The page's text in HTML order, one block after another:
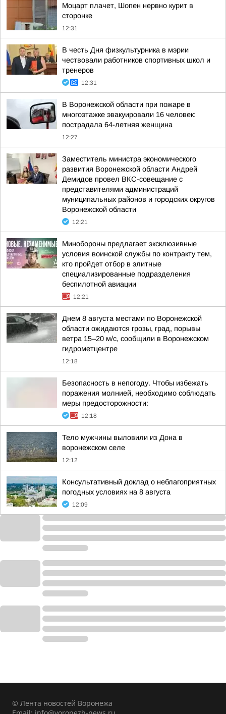
Моцарт плачет, Шопен нервно курит в
сторонке
12:31
В честь Дня физкультурника в мэрии
чествовали работников спортивных школ и
тренеров
12:31
В Воронежской области при пожаре в
многоэтажке эвакуировали 16 человек:
пострадала 64-летняя женщина
12:27
Заместитель министра экономического
развития Воронежской области Андрей
Демидов провел ВКС-совещание с
представителями администраций
муниципальных районов и городских округов
Воронежской области
12:21
Минобороны предлагает эксклюзивные
условия воинской службы по контракту тем,
кто пройдет отбор в элитные
специализированные подразделения
беспилотной авиации
12:21
Днем 8 августа местами по Воронежской
области ожидаются грозы, град, порывы
ветра 15–20 м/с, сообщили в Воронежском
гидрометцентре
12:18
Безопасность в непогоду. Чтобы избежать
поражения молнией, необходимо соблюдать
меры предосторожности:
12:18
Тело мужчины выловили из Дона в
воронежском селе
12:12
Консультативный доклад о неблагоприятных
погодных условиях на 8 августа
12:09
© Лента новостей Воронежа